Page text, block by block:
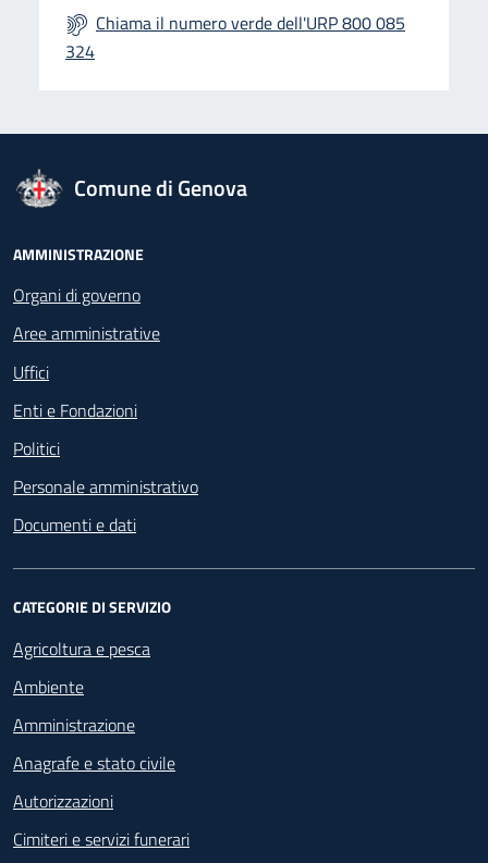
Chiama il numero verde dell'URP 800 085
324
logo Unione Europea
Comune di Genova
Footer - Navigazione
AMMINISTRAZIONE
Organi di governo
Aree amministrative
Uffici
Enti e Fondazioni
Politici
Personale amministrativo
Documenti e dati
CATEGORIE DI SERVIZIO
Agricoltura e pesca
Ambiente
Amministrazione
Anagrafe e stato civile
Autorizzazioni
Cimiteri e servizi funerari